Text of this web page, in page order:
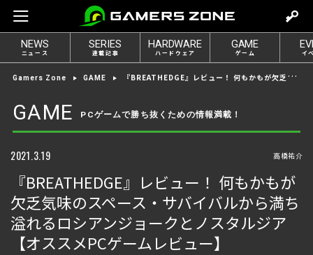
e
t
o
g
i
n
NEWS
ニュース
SERIES
連載記事
HARDWARE
ハードウェア
GAME
ゲーム イ
Gamers Zone GAME 『BREATHEDGE』レビュー！ 何もかもが欠乏気味のスペース・サバイバルから満ち溢れるロシアンジョークとノスタルジア【オススメPCゲームレビュー】
GAME PCゲームで勝ち抜くための情報満載！
2021.3.19 高橋祐介
『BREATHEDGE』レビュー！ 何もかもが
欠乏気味のスペース・サバイバルから満ち
溢れるロシアンジョークとノスタルジア
【オススメPCゲームレビュー】